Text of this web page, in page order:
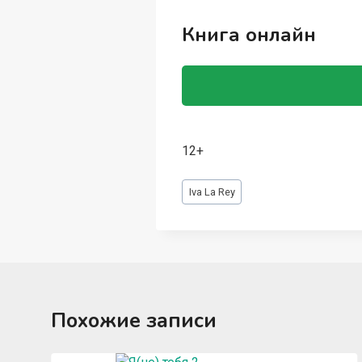
Книга онлайн
12+
Метки
записи:
Iva La Rey
Похожие записи